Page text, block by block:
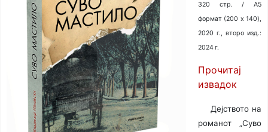
320 стр. / A5
формат (200 x 140),
2020 г., второ изд.:
2024 г.
Прочитај
извадок
Дејството на
романот „Суво